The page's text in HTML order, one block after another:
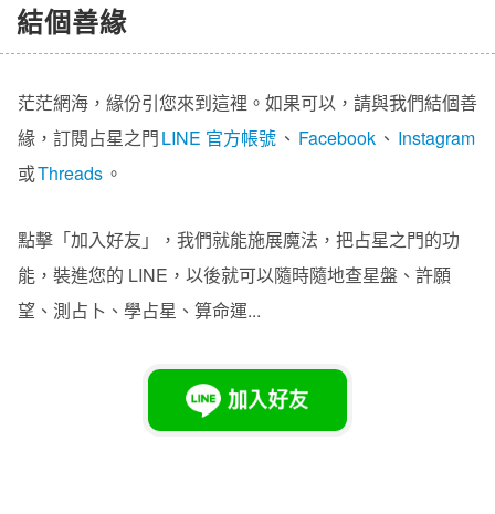
結個善緣
茫茫網海，緣份引您來到這裡。如果可以，請與我們結個善
緣，訂閱占星之門LINE 官方帳號 、 Facebook 、 Instagram
或Threads 。
點擊「加入好友」，我們就能施展魔法，把占星之門的功
能，裝進您的 LINE，以後就可以隨時隨地查星盤、許願
望、測占卜、學占星、算命運...